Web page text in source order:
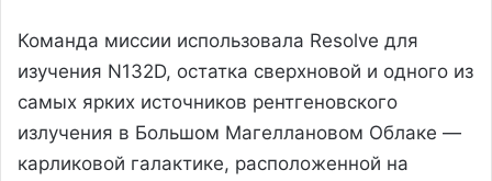
Команда миссии использовала Resolve для
изучения N132D, остатка сверхновой и одного из
самых ярких источников рентгеновского
излучения в Большом Магеллановом Облаке —
карликовой галактике, расположенной на